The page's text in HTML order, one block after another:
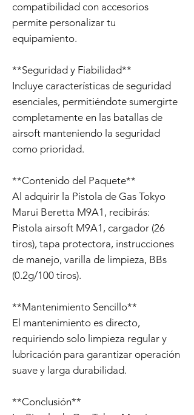
compatibilidad con accesorios
permite personalizar tu
equipamiento.
**Seguridad y Fiabilidad**
Incluye características de seguridad
esenciales, permitiéndote sumergirte
completamente en las batallas de
airsoft manteniendo la seguridad
como prioridad.
**Contenido del Paquete**
Al adquirir la Pistola de Gas Tokyo
Marui Beretta M9A1, recibirás:
Pistola airsoft M9A1, cargador (26
tiros), tapa protectora, instrucciones
de manejo, varilla de limpieza, BBs
(0.2g/100 tiros).
**Mantenimiento Sencillo**
El mantenimiento es directo,
requiriendo solo limpieza regular y
lubricación para garantizar operación
suave y larga durabilidad.
**Conclusión**